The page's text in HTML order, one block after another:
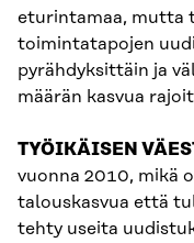
eturintamaa, mutta
toimintatapojen
pyrähdyksittäin ja
määrän kasvua
TYÖIKÄISEN
vuonna 2010, mikä
talouskasvua että
tehty useita